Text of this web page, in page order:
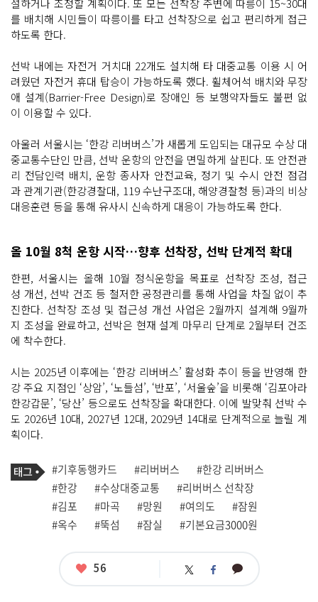
설하거나 조정할 계획이다. 또 모든 선착장 주변에 따릉이 15~30대
를 배치해 시민들이 따릉이를 타고 선착장으로 쉽고 편리하게 접근
하도록 한다.
선박 내에는 자전거 거치대 22개도 설치해 타 대중교통 이용 시 어
려웠던 자전거 휴대 탑승이 가능하도록 했다. 휠체어석 배치와 무장
애 설계(Barrier-Free Design)로 장애인 등 보행약자들도 불편 없
이 이용할 수 있다.
아울러 서울시는 ‘한강 리버버스’가 새롭게 도입되는 대규모 수상 대
중교통수단인 만큼, 선박 운항의 안전을 면밀하게 살핀다. 또 안전관
리 전담인력 배치, 운항 종사자 안전교육, 정기 및 수시 안전 점검
과 관계기관(한강경찰대, 119 수난구조대, 해양경찰청 등)과의 비상
대응훈련 등을 통해 유사시 신속하게 대응이 가능하도록 한다.
올 10월 8척 운항 시작…향후 선착장, 선박 단계적 확대
한편, 서울시는 올해 10월 정식운항을 목표로 선착장 조성, 접근
성 개선, 선박 건조 등 철저한 공정관리를 통해 사업을 차질 없이 추
진한다. 선착장 조성 및 접근성 개선 사업은 2월까지 설계해 9월까
지 조성을 완료하고, 선박은 현재 설계 마무리 단계로 2월부터 건조
에 착수한다.
시는 2025년 이후에는 ‘한강 리버버스’ 활성화 추이 등을 반영해 한
강 주요 지점인 ‘상암’, ‘노들섬’, ‘반포’, ‘서울숲’을 비롯해 ‘김포아라
한강갑문’, ‘당산’ 등으로도 선착장을 확대한다. 이에 발맞춰 선박 수
도 2026년 10대, 2027년 12대, 2029년 14대로 단계적으로 늘릴 계
획이다.
기
사
관
련
태
그
태
그
#기후동행카드 #리버버스
#한강 리버버스
#한강
#수상대중교통
#리버버스 선착장
#김포
#마곡 #망원 #여의도
#잠원
#옥수
#뚝섬 #잠실 #기본요금3000원
좋
56 트 페 카